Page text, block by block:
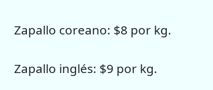
Zapallo coreano: $8 por kg.
Zapallo inglés: $9 por kg.